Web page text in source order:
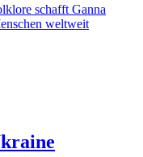
schafft Ganna
weltweit